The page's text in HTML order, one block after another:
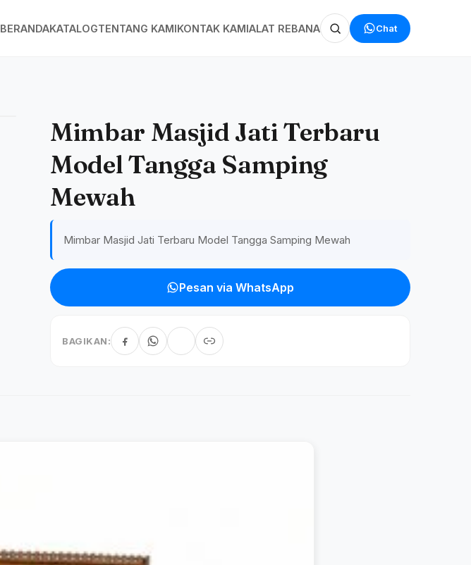
BERANDAKATALOGTENTANG KAMIKONTAK KAMIALAT REBANA Chat
Mimbar Masjid Jati Terbaru
Model Tangga Samping
Mewah
Mimbar Masjid Jati Terbaru Model Tangga Samping Mewah
Pesan via WhatsApp
BAGIKAN: